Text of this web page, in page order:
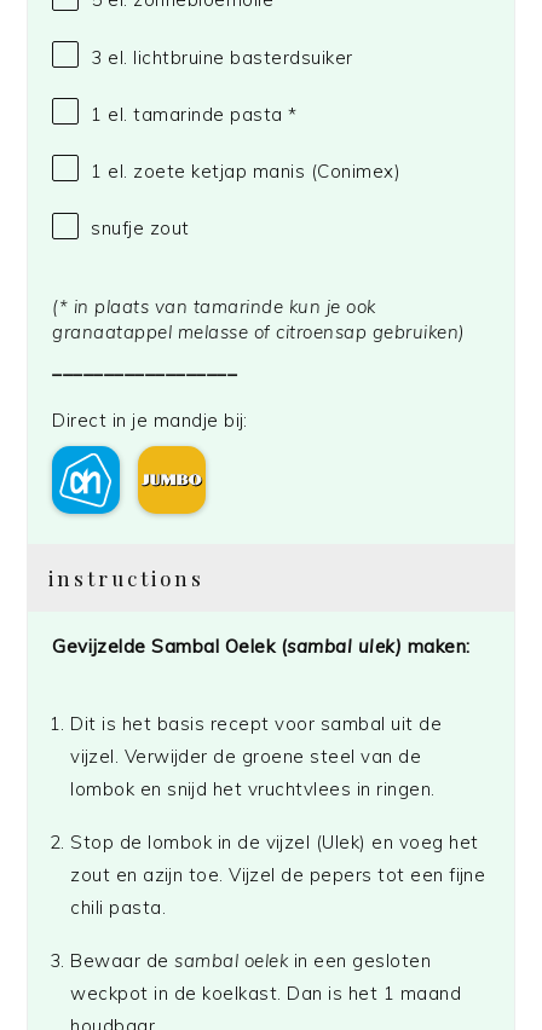
3 el. lichtbruine basterdsuiker
1 el. tamarinde pasta *
1 el. zoete ketjap manis (Conimex)
snufje zout
(* in plaats van tamarinde kun je ook
granaatappel melasse of citroensap gebruiken)
__________________
Direct in je mandje bij:
instructions
Gevijzelde Sambal Oelek (sambal ulek) maken:
Dit is het basis recept voor sambal uit de
vijzel. Verwijder de groene steel van de
lombok en snijd het vruchtvlees in ringen.
Stop de lombok in de vijzel (Ulek) en voeg het
zout en azijn toe. Vijzel de pepers tot een fijne
chili pasta.
Bewaar desambal oelek in een gesloten
weckpot in de koelkast. Dan is het 1 maand